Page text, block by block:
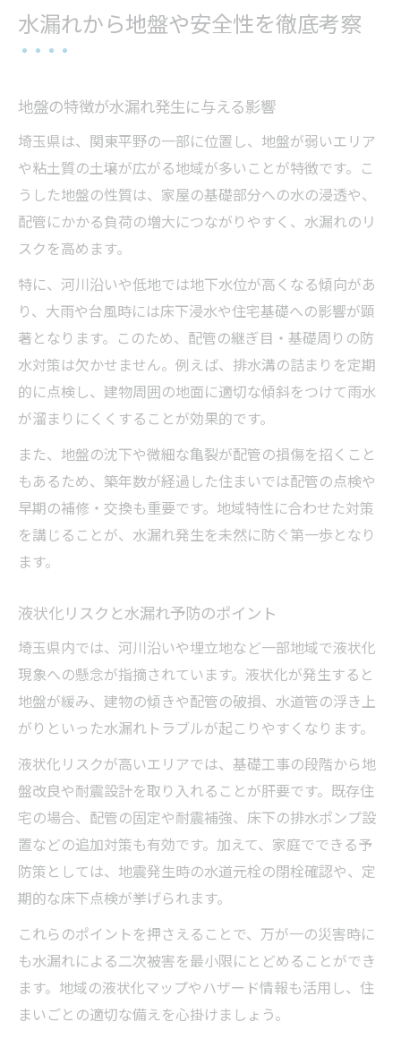
水漏れから地盤や安全性を徹底考察
地盤の特徴が水漏れ発生に与える影響
埼玉県は、関東平野の一部に位置し、地盤が弱いエリア
や粘土質の土壌が広がる地域が多いことが特徴です。こ
うした地盤の性質は、家屋の基礎部分への水の浸透や、
配管にかかる負荷の増大につながりやすく、水漏れのリ
スクを高めます。
特に、河川沿いや低地では地下水位が高くなる傾向があ
り、大雨や台風時には床下浸水や住宅基礎への影響が顕
著となります。このため、配管の継ぎ目・基礎周りの防
水対策は欠かせません。例えば、排水溝の詰まりを定期
的に点検し、建物周囲の地面に適切な傾斜をつけて雨水
が溜まりにくくすることが効果的です。
また、地盤の沈下や微細な亀裂が配管の損傷を招くこと
もあるため、築年数が経過した住まいでは配管の点検や
早期の補修・交換も重要です。地域特性に合わせた対策
を講じることが、水漏れ発生を未然に防ぐ第一歩となり
ます。
液状化リスクと水漏れ予防のポイント
埼玉県内では、河川沿いや埋立地など一部地域で液状化
現象への懸念が指摘されています。液状化が発生すると
地盤が緩み、建物の傾きや配管の破損、水道管の浮き上
がりといった水漏れトラブルが起こりやすくなります。
液状化リスクが高いエリアでは、基礎工事の段階から地
盤改良や耐震設計を取り入れることが肝要です。既存住
宅の場合、配管の固定や耐震補強、床下の排水ポンプ設
置などの追加対策も有効です。加えて、家庭でできる予
防策としては、地震発生時の水道元栓の閉栓確認や、定
期的な床下点検が挙げられます。
これらのポイントを押さえることで、万が一の災害時に
も水漏れによる二次被害を最小限にとどめることができ
ます。地域の液状化マップやハザード情報も活用し、住
まいごとの適切な備えを心掛けましょう。